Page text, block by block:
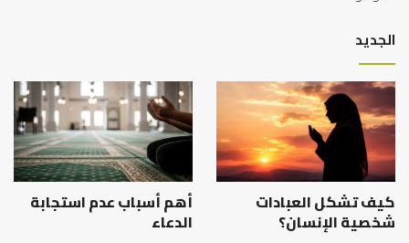
الجديد
كيف تشكل العبادات
شخصية الإنسان؟
أهم أسباب عدم استجابة
الدعاء